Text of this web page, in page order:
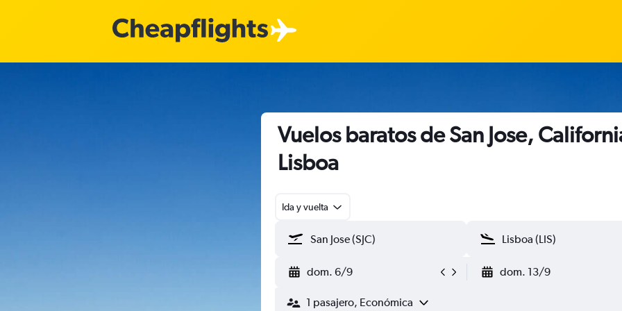
Vuelos baratos de San Jose,
Lisboa
Ida y vuelta
dom. 6/9 dom. 13/9
1 pasajero, Económica